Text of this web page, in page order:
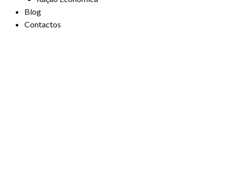
Blog
Contactos